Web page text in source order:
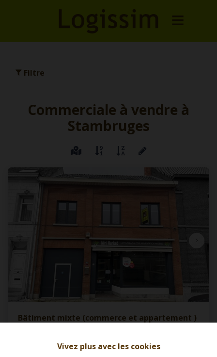
Vivez plus avec les cookies
Filtre
Commerciale à vendre à
Stambruges
Bâtiment mixte (commerce et appartement )
7973 Stambruges|Ref: 13167